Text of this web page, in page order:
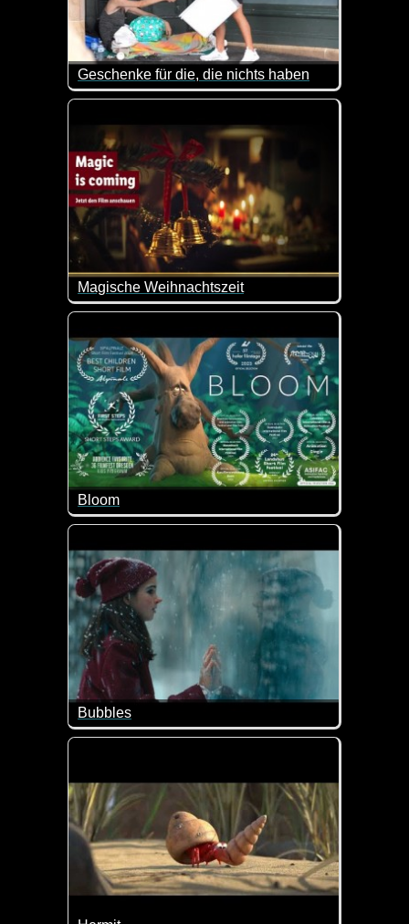
Geschenke für die, die nichts haben
Ist das nicht eine schöne Geste? Dieser Mann
Magische Weihnachtszeit
Egal wie alt wir sind: die Weihnachtszeit ist
Bloom
Karl ist nicht so wie die anderen Bäume im
Bubbles
In einer Zeit, in der sich die Welt gespaltener